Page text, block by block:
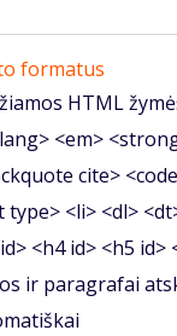
formatus
HTML
<em>
cite>
type> <li> <dl>
<h4 id> <h5 id>
ir paragrafai